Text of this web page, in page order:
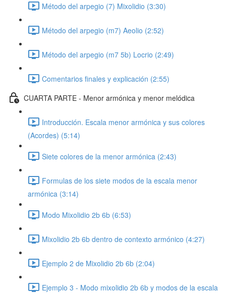
Método del arpegio (7) Mixolidio (3:30)
Método del arpegio (m7) Aeolio (2:52)
Método del arpegio (m7 5b) Locrio (2:49)
Comentarios finales y explicación (2:55)
CUARTA PARTE - Menor armónica y menor melódica
Introducción. Escala menor armónica y sus colores
(Acordes) (5:14)
Siete colores de la menor armónica (2:43)
Formulas de los siete modos de la escala menor
armónica (3:14)
Modo Mixolidio 2b 6b (6:53)
Mixolidio 2b 6b dentro de contexto armónico (4:27)
Ejemplo 2 de Mixolidio 2b 6b (2:04)
Ejemplo 3 - Modo mixolidio 2b 6b y modos de la escala